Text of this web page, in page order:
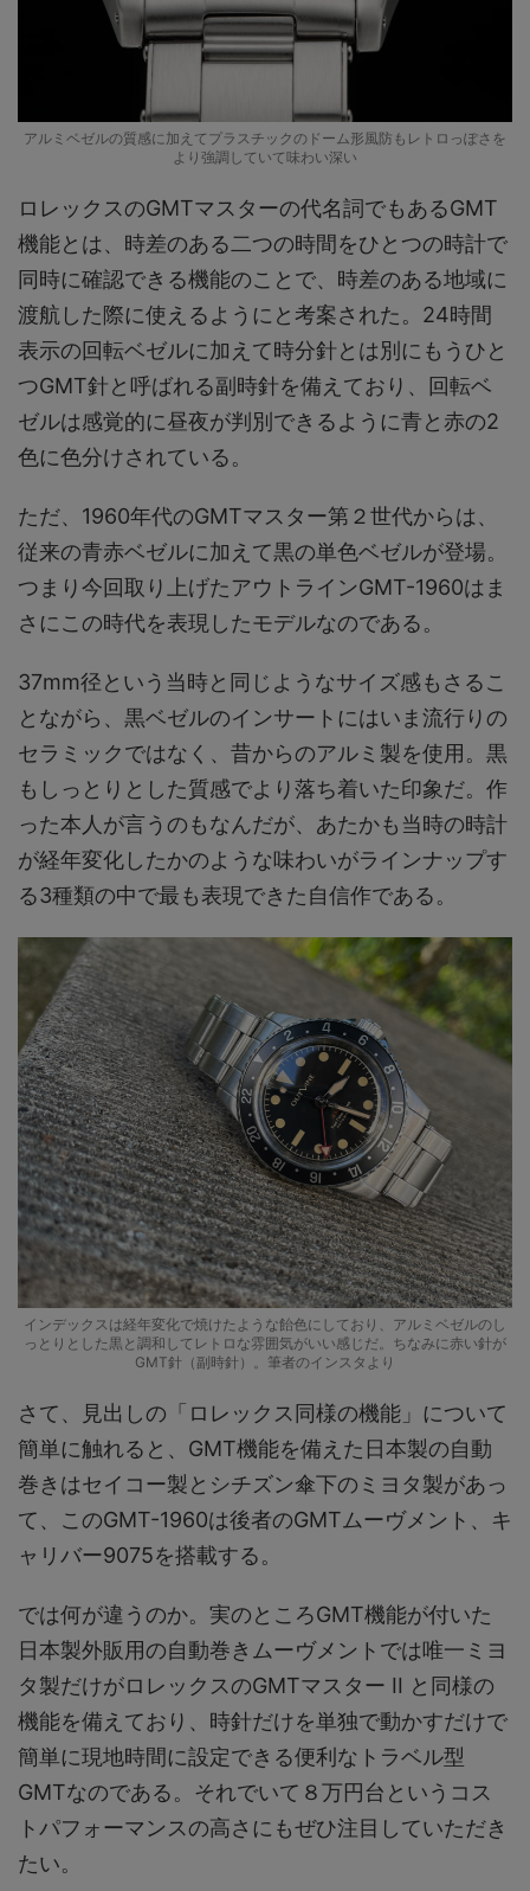
アルミベゼルの質感に加えてプラスチックのドーム形風防もレトロっぽさを
より強調していて味わい深い
ロレックスのGMTマスターの代名詞でもあるGMT
機能とは、時差のある二つの時間をひとつの時計で
同時に確認できる機能のことで、時差のある地域に
渡航した際に使えるようにと考案された。24時間
表示の回転ベゼルに加えて時分針とは別にもうひと
つGMT針と呼ばれる副時針を備えており、回転ベ
ゼルは感覚的に昼夜が判別できるように青と赤の2
色に色分けされている。
ただ、1960年代のGMTマスター第２世代からは、
従来の青赤ベゼルに加えて黒の単色ベゼルが登場。
つまり今回取り上げたアウトラインGMT-1960はま
さにこの時代を表現したモデルなのである。
37mm径という当時と同じようなサイズ感もさるこ
とながら、黒ベゼルのインサートにはいま流行りの
セラミックではなく、昔からのアルミ製を使用。黒
もしっとりとした質感でより落ち着いた印象だ。作
った本人が言うのもなんだが、あたかも当時の時計
が経年変化したかのような味わいがラインナップす
る3種類の中で最も表現できた自信作である。
インデックスは経年変化で焼けたような飴色にしており、アルミベゼルのし
っとりとした黒と調和してレトロな雰囲気がいい感じだ。ちなみに赤い針が
GMT針（副時針）。筆者のインスタより
さて、見出しの「ロレックス同様の機能」について
簡単に触れると、GMT機能を備えた日本製の自動
巻きはセイコー製とシチズン傘下のミヨタ製があっ
て、このGMT-1960は後者のGMTムーヴメント、キ
ャリバー9075を搭載する。
では何が違うのか。実のところGMT機能が付いた
日本製外販用の自動巻きムーヴメントでは唯一ミヨ
タ製だけがロレックスのGMTマスター II と同様の
機能を備えており、時針だけを単独で動かすだけで
簡単に現地時間に設定できる便利なトラベル型
GMTなのである。それでいて８万円台というコス
トパフォーマンスの高さにもぜひ注目していただき
たい。